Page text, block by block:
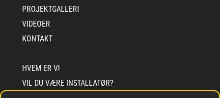
PROJEKTGALLERI
VIDEOER
KONTAKT
HVEM ER VI
VIL DU VÆRE INSTALLATØR?